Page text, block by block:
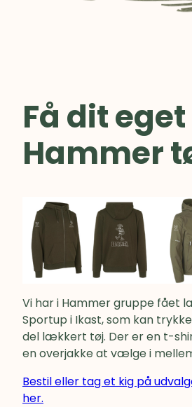
Få dit eget
Hammer
Vi har i Hammer gruppe fået
Sportup i Ikast, som kan
del lækkert tøj. Der er en t-
en overjakke at vælge i
Bestil eller tag et kig på
her.